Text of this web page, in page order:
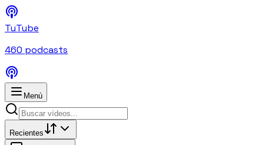
TuTube
460 podcasts
Menú
Recientes